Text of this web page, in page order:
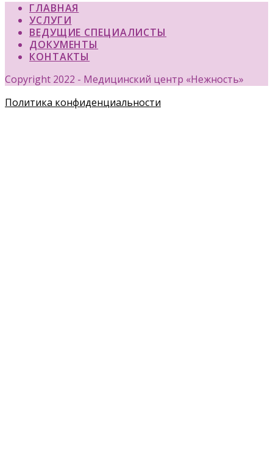
ГЛАВНАЯ
УСЛУГИ
ВЕДУЩИЕ СПЕЦИАЛИСТЫ
ДОКУМЕНТЫ
КОНТАКТЫ
Copyright 2022 - Медицинский центр «Нежность»
Политика конфиденциальности